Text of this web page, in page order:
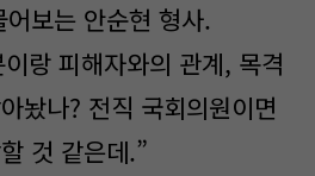
보는 안순현 형사.
랑 피해자와의 관계, 목격
놨나? 전직 국회의원이면
것 같은데.”